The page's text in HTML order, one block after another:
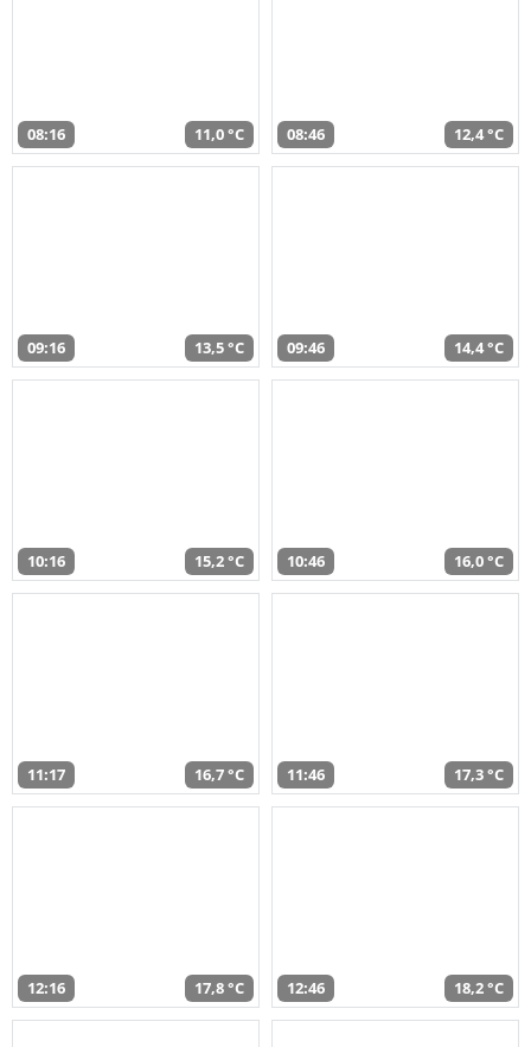
08:16 11,0 °C 08:46 12,4 °C
09:16 13,5 °C 09:46 14,4 °C
10:16 15,2 °C 10:46 16,0 °C
11:17 16,7 °C 11:46 17,3 °C
12:16 17,8 °C 12:46 18,2 °C